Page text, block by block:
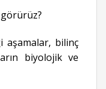
aşamalar, bilinç
biyolojik ve